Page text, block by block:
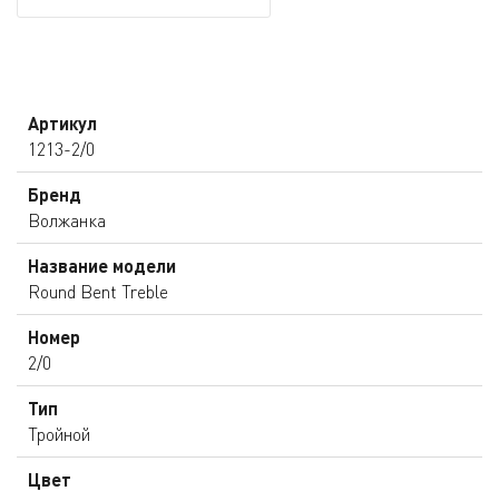
Артикул
1213-2/0
Бренд
Волжанка
Название модели
Round Bent Treble
Номер
2/0
Тип
Тройной
Цвет